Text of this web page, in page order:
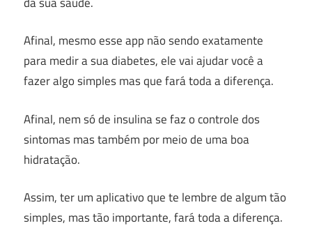
Afinal, mesmo esse app não sendo exatamente
para medir a sua diabetes, ele vai ajudar você a
fazer algo simples mas que fará toda a diferença.
Afinal, nem só de insulina se faz o controle dos
sintomas mas também por meio de uma boa
hidratação.
Assim, ter um aplicativo que te lembre de algum tão
simples, mas tão importante, fará toda a diferença.